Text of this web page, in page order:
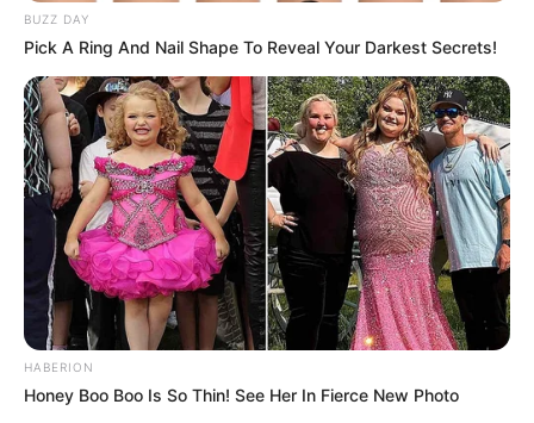
BUZZ DAY
Pick A Ring And Nail Shape To Reveal Your Darkest Secrets!
HABERION
Honey Boo Boo Is So Thin! See Her In Fierce New Photo